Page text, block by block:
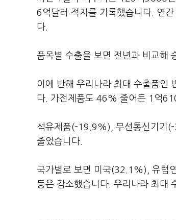
6억달러 적자를 기록했습니다. 연
다.
품목별 수출을 보면 전년과 비교해
이에 반해 우리나라 최대 수출품
다. 가전제품도 46% 줄어든 1억
석유제품(-19.9%), 무선통신기기
줄었습니다.
국가별로 보면 미국(32.1%), 유
등은 감소했습니다. 우리나라 최대